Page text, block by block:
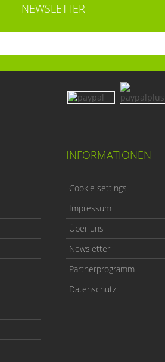
NEWSLETTER
INFORMATIONEN
Cookie settings
Impressum
Über uns
Newsletter
Partnerprogramm
Datenschutz